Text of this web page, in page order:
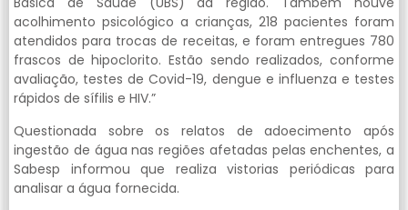
acolhimento psicológico a crianças, 218 pacientes foram
atendidos para trocas de receitas, e foram entregues 780
frascos de hipoclorito. Estão sendo realizados, conforme
avaliação, testes de Covid-19, dengue e influenza e testes
rápidos de sífilis e HIV.”
Questionada sobre os relatos de adoecimento após
ingestão de água nas regiões afetadas pelas enchentes, a
Sabesp informou que realiza vistorias periódicas para
analisar a água fornecida.